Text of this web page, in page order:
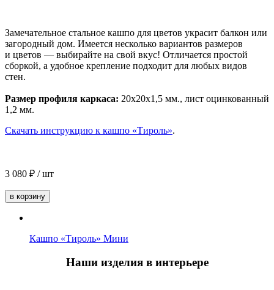
Замечательное стальное кашпо для цветов украсит балкон или
загородный дом. Имеется несколько вариантов размеров
и цветов — выбирайте на свой вкус! Отличается простой
сборкой, а удобное крепление подходит для любых видов
стен.
Размер профиля каркаса: 20x20x1,5 мм., лист оцинкованный
1,2 мм.
Скачать инструкцию к кашпо «Тироль».
3 080 ₽ / шт
в корзину
Кашпо «Тироль» Мини
Наши изделия в интерьере